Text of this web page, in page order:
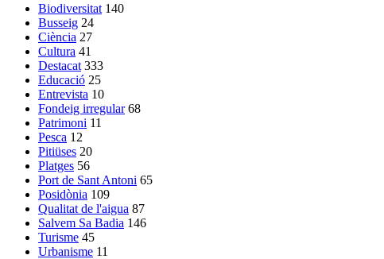
Biodiversitat 140
Busseig 24
Ciència 27
Cultura 41
Destacat 333
Educació 25
Entrevista 10
Fondeig irregular 68
Patrimoni 11
Pesca 12
Pitiüses 20
Platges 56
Port de Sant Antoni 65
Posidònia 109
Qualitat de l'aigua 87
Salvem Sa Badia 146
Turisme 45
Urbanisme 11